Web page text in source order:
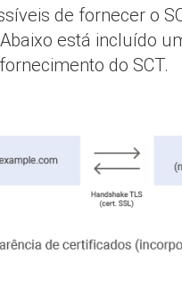
de fornecer o
está incluído
do SCT.